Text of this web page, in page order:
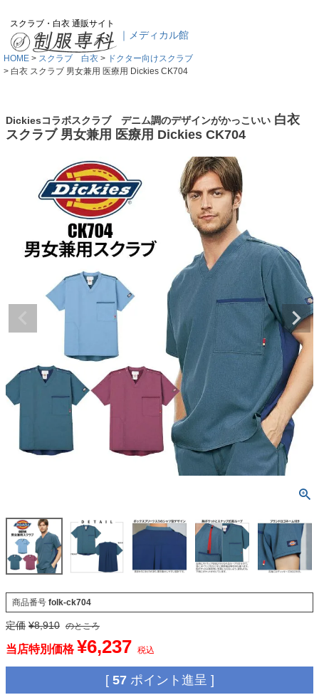
スクラブ・白衣 通販サイト
｜メディカル館
HOME スクラブ 白衣
ドクター向けスクラブ
白衣 スクラブ 男女兼用 医療用 Dickies CK704
Dickiesコラボスクラブ デニム調のデザインがかっこいい 白衣
スクラブ 男女兼用 医療用 Dickies CK704
商品番号 folk-ck704
定価 ¥8,910 のところ
当店特別価格 ¥6,237 税込
[ 57 ポイント進呈 ]